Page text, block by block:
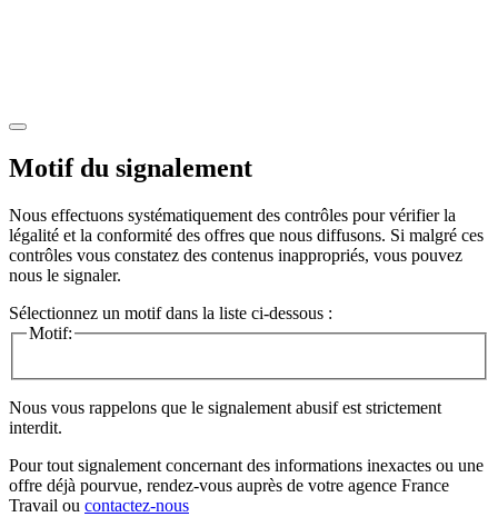
Motif du signalement
Nous effectuons systématiquement des contrôles pour vérifier la
légalité et la conformité des offres que nous diffusons. Si malgré ces
contrôles vous constatez des contenus inappropriés, vous pouvez
nous le signaler.
Sélectionnez un motif dans la liste ci-dessous :
Motif:
Nous vous rappelons que le signalement abusif est strictement
interdit.
Pour tout signalement concernant des informations inexactes ou une
offre déjà pourvue, rendez-vous auprès de votre agence France
Travail ou contactez-nous